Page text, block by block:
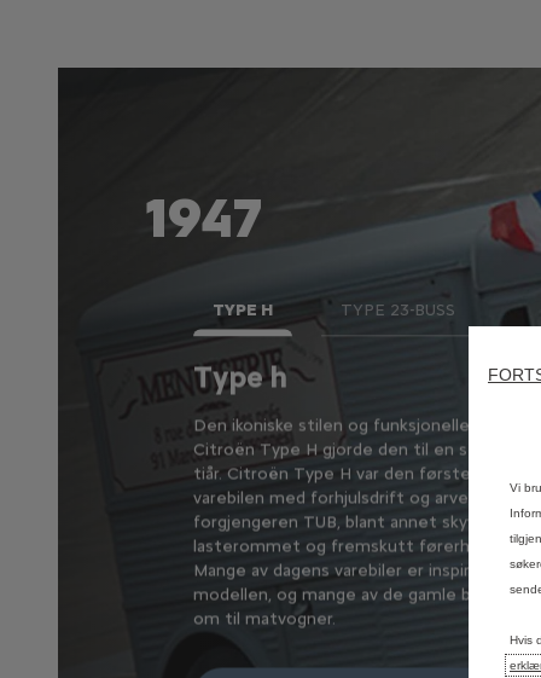
1947
Type h
Den ikoniske stilen og funksjonelle
Citroën Type H gjorde den til en stor
tiår. Citroën Type H var den første
varebilen med forhjulsdrift og arvet mye
forgjengeren TUB, blant annet skyvedører,
lasterommet og fremskutt førerhus.
Mange av dagens varebiler er inspirert av
modellen, og mange av de gamle bilene er
om til matvogner.
TYPE H TYPE 23-BUSS
Vi
Hvis